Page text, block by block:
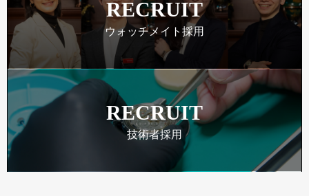
RECRUIT
ウォッチメイト採用
RECRUIT
技術者採用